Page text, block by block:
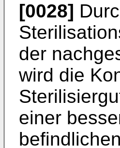
[0028]
der
wird die
einer